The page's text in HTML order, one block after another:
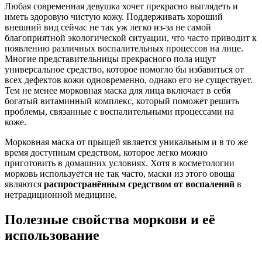
Любая современная девушка хочет прекрасно выглядеть и
иметь здоровую чистую кожу. Поддерживать хороший
внешний вид сейчас не так уж легко из-за не самой
благоприятной экологической ситуации, что часто приводит к
появлению различных воспалительных процессов на лице.
Многие представительницы прекрасного пола ищут
универсальное средство, которое помогло бы избавиться от
всех дефектов кожи одновременно, однако его не существует.
Тем не менее морковная маска для лица включает в себя
богатый витаминный комплекс, который поможет решить
проблемы, связанные с воспалительными процессами на
коже.
Морковная маска от прыщей является уникальным и в то же
время доступным средством, которое легко можно
приготовить в домашних условиях. Хотя в косметологии
морковь используется не так часто, маски из этого овоща
являются распространённым средством от воспалений в
нетрадиционной медицине.
Полезные свойства моркови и её
использование